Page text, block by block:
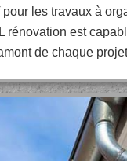
les travaux à
rénovation est
de chaque